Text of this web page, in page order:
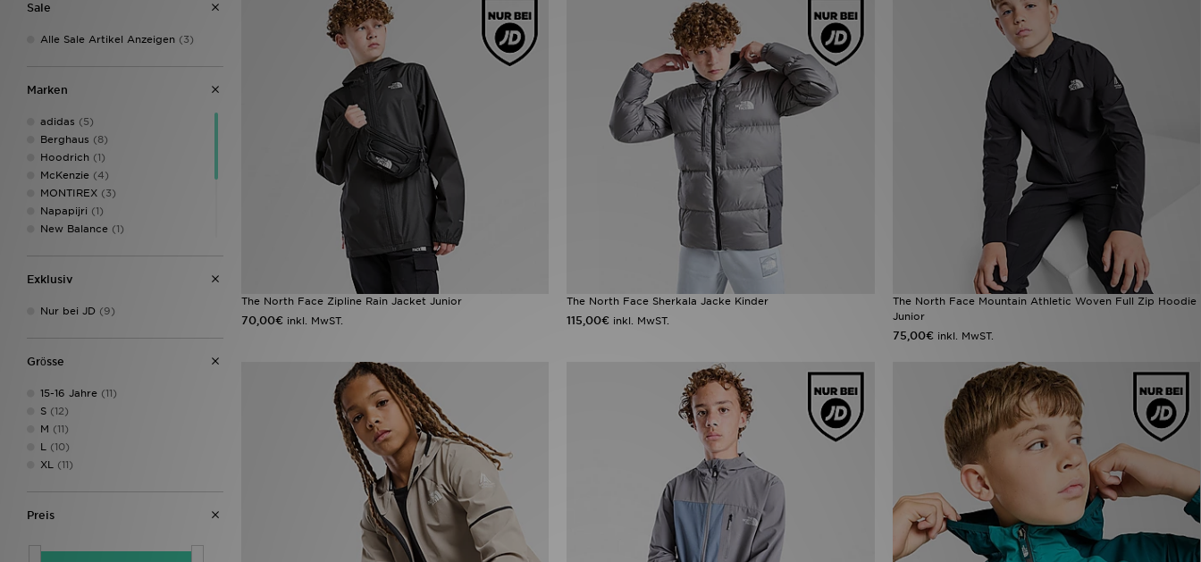
Sale
Alle Sale Artikel Anzeigen (3)
Marken
adidas (5)
Berghaus (8)
Hoodrich (1)
McKenzie (4)
MONTIREX (3)
Napapijri (1)
New Balance (1)
The North Face
Under Armour
Zavetti Canada(7)
Exklusiv
Nur bei JD (9)
Grӧsse
15-16 Jahre (11)
S (12)
M (11)
L (10)
XL (11)
Preis
The North Face Zipline Rain Jacket Junior
70,00€ inkl. MwST.
The North Face Sherkala Jacke Kinder
115,00€ inkl. MwST.
The North Face Mountain Athletic Woven Full Zip Hoodie
Junior
75,00€ inkl. MwST.